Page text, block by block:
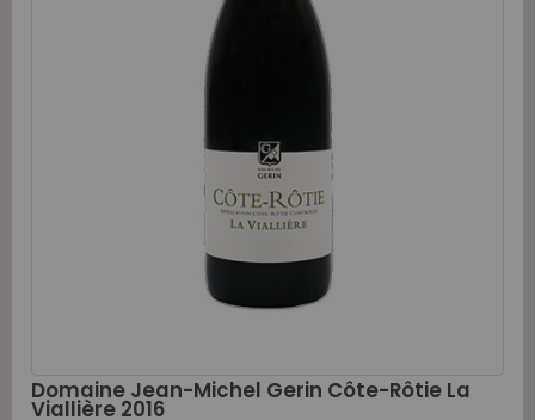
Domaine Jean-Michel Gerin Côte-Rôtie La
Viallière 2016